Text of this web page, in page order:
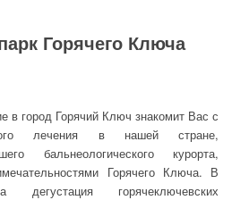
Горячего Ключа
в город Горячий Ключ знакомит Вас с
лечения в нашей стране,
бальнеологического курорта,
Горячего Ключа. В
дегустация горячеключевских